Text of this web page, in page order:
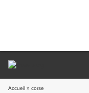
Accueil » corse